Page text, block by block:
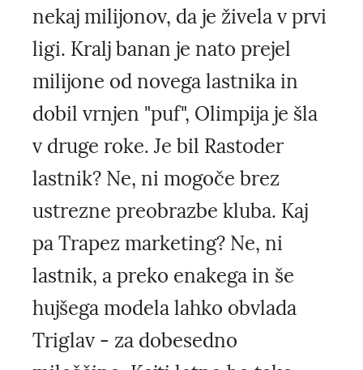
nekaj milijonov, da je živela v prvi
ligi. Kralj banan je nato prejel
milijone od novega lastnika in
dobil vrnjen "puf", Olimpija je šla
v druge roke. Je bil Rastoder
lastnik? Ne, ni mogoče brez
ustrezne preobrazbe kluba. Kaj
pa Trapez marketing? Ne, ni
lastnik, a preko enakega in še
hujšega modela lahko obvlada
Triglav - za dobesedno